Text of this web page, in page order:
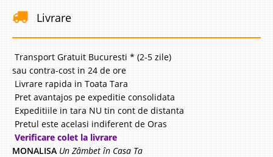
Livrare
Transport Gratuit Bucuresti * (2-5 zile)
sau contra-cost in 24 de ore
Livrare rapida in Toata Tara
Pret avantajos pe expeditie consolidata
Expeditiile in tara NU tin cont de distanta
Pretul este acelasi indiferent de Oras
Verificare colet la livrare
MONALISA Un Zâmbet în Casa Ta